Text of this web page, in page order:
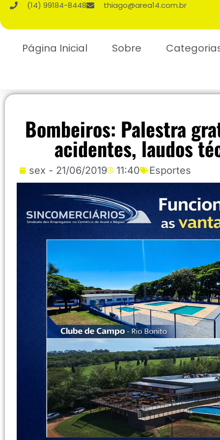
(14) 99184-8448 thiago@area14.com.br
Página Inicial Sobre
Bombeiros: Palestra
acidentes, laudos
sex - 21/06/2019 11:40 Esportes